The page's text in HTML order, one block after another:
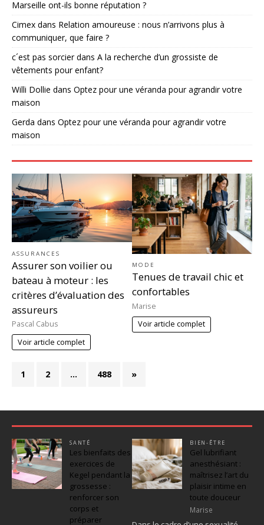
Marseille ont-ils bonne réputation ?
Cimex dans Relation amoureuse : nous n’arrivons plus à
communiquer, que faire ?
c´est pas sorcierdans A la recherche d’un grossiste de
vêtements pour enfant?
Willi Dollie dans Optez pour une véranda pour agrandir votre
maison
Gerda dans Optez pour une véranda pour agrandir votre
maison
ASSURANCES
Assurer son voilier ou
bateau à moteur : les
critères d’évaluation des
assureurs
Pascal Cabus
Voir article complet
MODE
Tenues de travail chic et
confortables
Marise
Voir article complet
1 2 … 488 »
SANTÉ
Les bienfaits des
exercices de
Kegel pendant la
grossesse :
renforcer son
corps et
préparer
BIEN-ÊTRE
Gel lubrifiant
anesthésiant :
maîtrisez l’art du
plaisir intime en
toute douceur
Marise